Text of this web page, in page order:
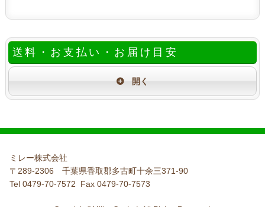
送料・お支払い・お届け目安
ミレー株式会社
〒289-2306 千葉県香取郡多古町十余三371-90
Tel 0479-70-7572 Fax 0479-70-7573